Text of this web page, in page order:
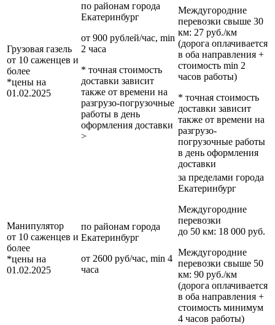
Грузовая газель
от 10 саженцев и
более
*цены на
01.02.2025
по районам города
Екатеринбург
от 900 рублей/час, min
2 часа
* точная стоимость
доставки зависит
также от времени на
разгрузо-погрузочные
работы в день
оформления доставки
>
Междугородние
перевозки свыше 30
км: 27 руб./км
(дорога оплачивается
в оба направления +
стоимость min 2
часов работы)
* точная стоимость
доставки зависит
также от времени на
разгрузо-
погрузочные работы
в день оформления
доставки
Манипулятор
от 10 саженцев и
более
*цены на
01.02.2025
по районам города
Екатеринбург
от 2600 руб/час, min 4
часа
за пределами города
Екатеринбург
Междугородние
перевозки
до 50 км: 18 000 руб.
Междугородние
перевозки свыше 50
км: 90 руб./км
(дорога оплачивается
в оба направления +
стоимость минимум
4 часов работы)